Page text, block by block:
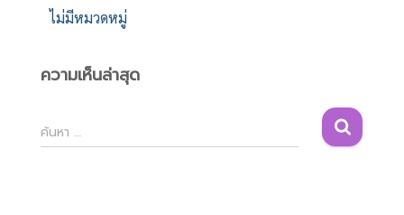
ไม่มีหมวดหมู่
ความเห็นล่าสุด
ค้
น
ค้นหา …